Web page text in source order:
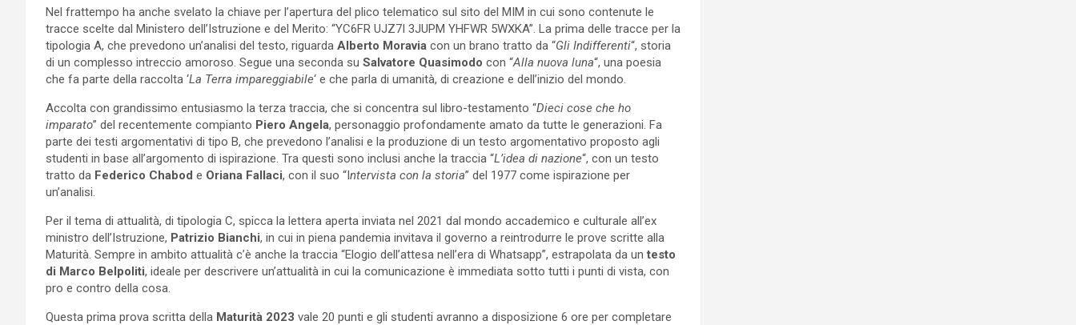
Nel frattempo ha anche svelato la chiave per l’apertura del plico telematico sul sito del MIM in cui sono contenute le
tracce scelte dal Ministero dell’Istruzione e del Merito: “YC6FR UJZ7I 3JUPM YHFWR 5WXKA”. La prima delle tracce per la
tipologia A, che prevedono un’analisi del testo, riguarda Alberto Moravia con un brano tratto da “Gli Indifferenti“, storia
di un complesso intreccio amoroso. Segue una seconda su Salvatore Quasimodo con “Alla nuova luna“, una poesia
che fa parte della raccolta ‘La Terra impareggiabile‘ e che parla di umanità, di creazione e dell’inizio del mondo.
Accolta con grandissimo entusiasmo la terza traccia, che si concentra sul libro-testamento “Dieci cose che ho
imparato” del recentemente compianto Piero Angela, personaggio profondamente amato da tutte le generazioni. Fa
parte dei testi argomentativi di tipo B, che prevedono l’analisi e la produzione di un testo argomentativo proposto agli
studenti in base all’argomento di ispirazione. Tra questi sono inclusi anche la traccia “L’idea di nazione“, con un testo
tratto da Federico Chabod e Oriana Fallaci, con il suo “Intervista con la storia” del 1977 come ispirazione per
un’analisi.
Per il tema di attualità, di tipologia C, spicca la lettera aperta inviata nel 2021 dal mondo accademico e culturale all’ex
ministro dell’Istruzione, Patrizio Bianchi, in cui in piena pandemia invitava il governo a reintrodurre le prove scritte alla
Maturità. Sempre in ambito attualità c’è anche la traccia “Elogio dell’attesa nell’era di Whatsapp”, estrapolata da un testo
di Marco Belpoliti, ideale per descrivere un’attualità in cui la comunicazione è immediata sotto tutti i punti di vista, con
pro e contro della cosa.
Questa prima prova scritta della Maturità 2023 vale 20 punti e gli studenti avranno a disposizione 6 ore per completare